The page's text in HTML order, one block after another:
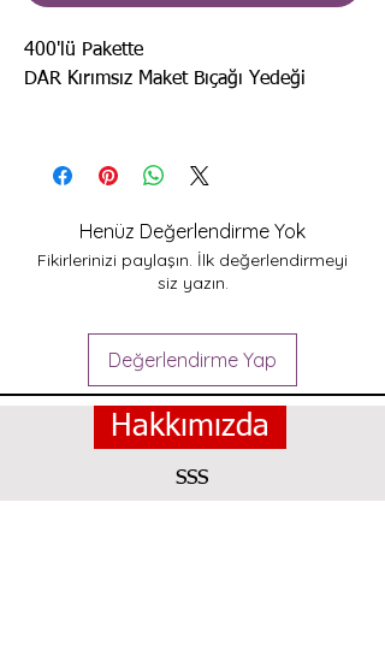
400'lü Pakette
DAR Kırımsız Maket Bıçağı Yedeği
Henüz Değerlendirme Yok
Fikirlerinizi paylaşın. İlk değerlendirmeyi
siz yazın.
Değerlendirme Yap
Hakkımızda
SSS